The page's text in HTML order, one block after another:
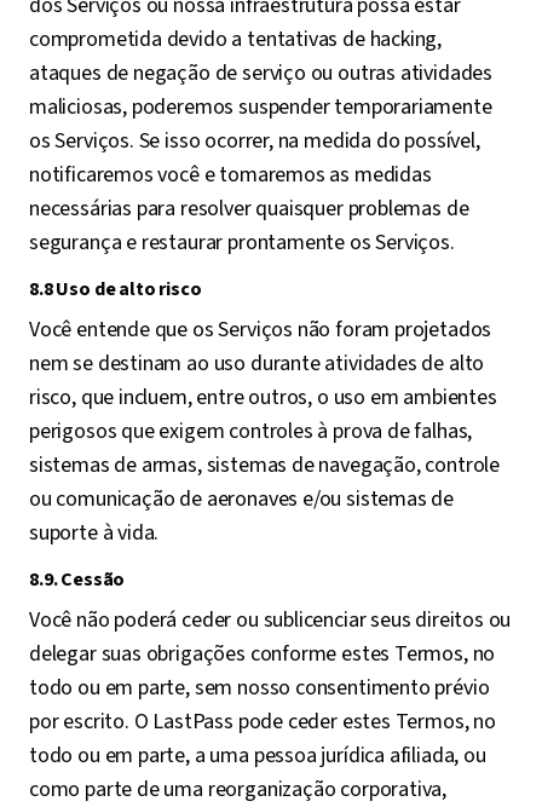
comprometida devido a tentativas de hacking,
ataques de negação de serviço ou outras atividades
maliciosas, poderemos suspender temporariamente
os Serviços. Se isso ocorrer, na medida do possível,
notificaremos você e tomaremos as medidas
necessárias para resolver quaisquer problemas de
segurança e restaurar prontamente os Serviços.
8.8 Uso de alto risco
Você entende que os Serviços não foram projetados
nem se destinam ao uso durante atividades de alto
risco, que incluem, entre outros, o uso em ambientes
perigosos que exigem controles à prova de falhas,
sistemas de armas, sistemas de navegação, controle
ou comunicação de aeronaves e/ou sistemas de
suporte à vida.
8.9. Cessão
Você não poderá ceder ou sublicenciar seus direitos ou
delegar suas obrigações conforme estes Termos, no
todo ou em parte, sem nosso consentimento prévio
por escrito. O LastPass pode ceder estes Termos, no
todo ou em parte, a uma pessoa jurídica afiliada, ou
como parte de uma reorganização corporativa,